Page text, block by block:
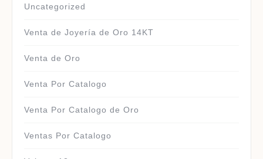
Uncategorized
Venta de Joyería de Oro 14KT
Venta de Oro
Venta Por Catalogo
Venta Por Catalogo de Oro
Ventas Por Catalogo